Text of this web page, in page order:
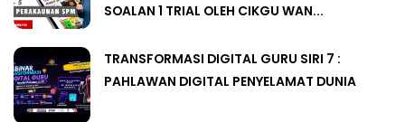
SOALAN 1 TRIAL OLEH CIKGU WAN...
TRANSFORMASI DIGITAL GURU SIRI 7 :
PAHLAWAN DIGITAL PENYELAMAT DUNIA